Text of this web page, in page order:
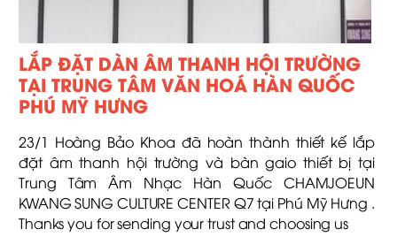
LẮP ĐẶT DÀN ÂM THANH HỘI TRƯỜNG
TẠI TRUNG TÂM VĂN HOÁ HÀN QUỐC
PHÚ MỸ HƯNG
23/1 Hoàng Bảo Khoa đã hoàn thành thiết kế lắp
đặt âm thanh hội trường và bàn gaio thiết bị tại
Trung Tâm Âm Nhạc Hàn Quốc CHAMJOEUN
KWANG SUNG CULTURE CENTER Q7 tại Phú Mỹ Hưng .
Thanks you for sending your trust and choosing us